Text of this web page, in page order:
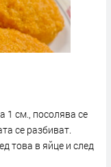
1 см., посолява се
се разбиват.
това в яйце и след